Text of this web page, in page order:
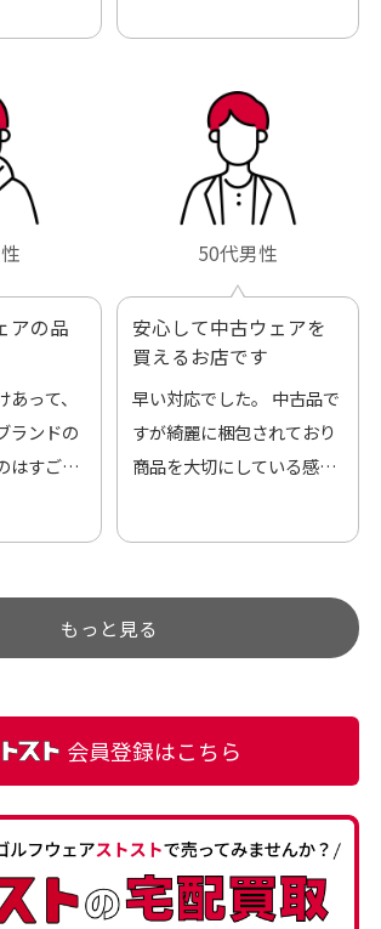
アの品
って、
ランドの
はすご
50代男性
安心して中古ウェアを
買えるお店です
早い対応でした。 中古品で
すが綺麗に梱包されており
商品を大切にしている感が
うぐらい目立つことなく綺
麗な商品でお安く購入でき
もっと見る
会員登録はこちら